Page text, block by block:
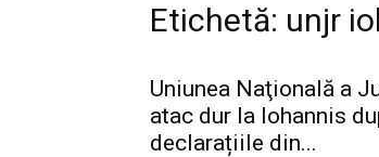
Etichetă: unjr
Uniunea Naţională a
atac dur la Iohannis
declarațiile din...